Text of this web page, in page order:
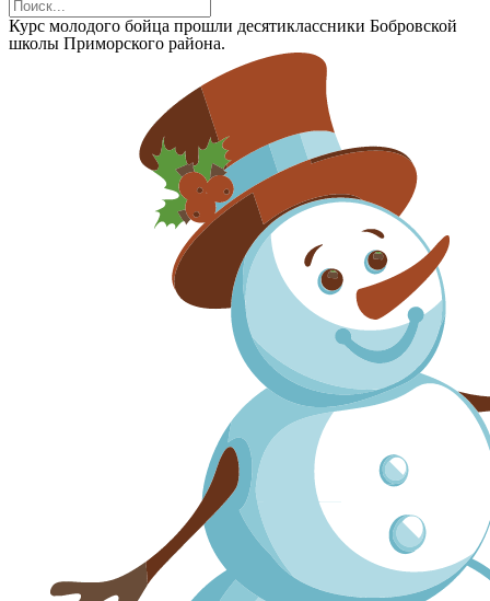
Курс молодого бойца прошли десятиклассники Бобровской
школы Приморского района.